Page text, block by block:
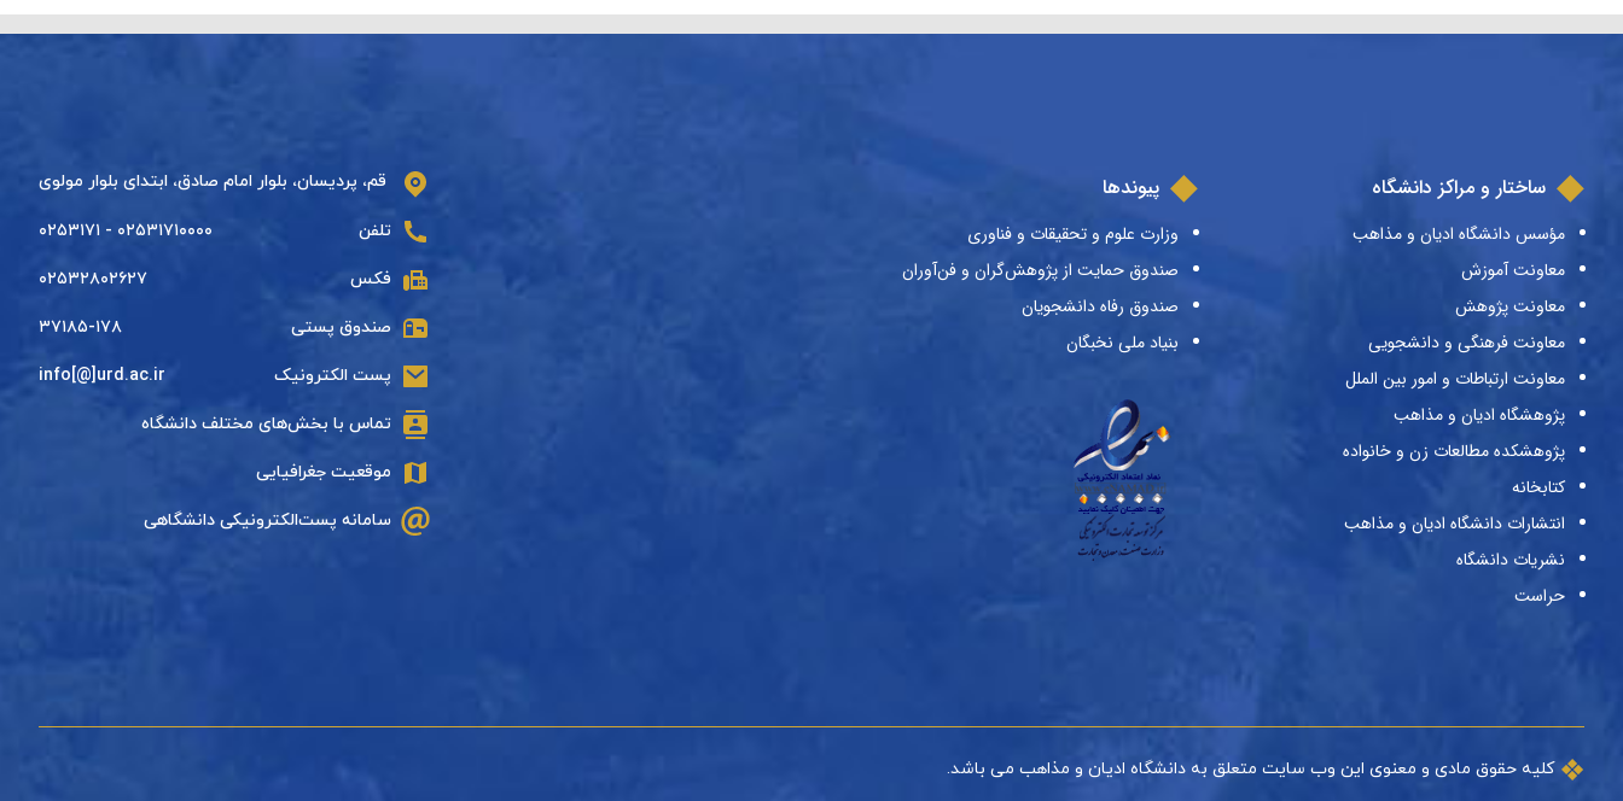
ساختار و مراکز دانشگاه
مؤسس دانشگاه ادیان و مذاهب
معاونت آموزش
معاونت پژوهش
معاونت فرهنگی و دانشجویی
معاونت ارتباطات و امور بین الملل
پژوهشگاه ادیان و مذاهب
پژوهشکده مطالعات زن و خانواده
کتابخانه
انتشارات دانشگاه ادیان و مذاهب
نشریات دانشگاه
حراست
پیوندها
وزارت علوم و تحقیقات و فناوری
صندوق حمایت از پژوهش‌گران و فن‌آوران
صندوق رفاه دانشجویان
بنیاد ملی نخبگان
قم، پردیسان، بلوار امام صادق، ابتدای بلوار مولوی
تلفن ۰۲۵۳۱۷۱۰۰۰۰ - ۰۲۵۳۱۷۱
فکس ۰۲۵۳۲۸۰۲۶۲۷
صندوق پستی ۳۷۱۸۵-۱۷۸
پست الکترونیک info[@]urd.ac.ir
تماس با بخش‌های مختلف دانشگاه
موقعیت جغرافیایی
سامانه پست‌الکترونیکی دانشگاهی
کلیه حقوق مادی و معنوی این وب سایت متعلق به دانشگاه ادیان و مذاهب می باشد.